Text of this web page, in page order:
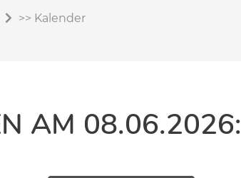
>> Kalender
AM 08.06.2026: